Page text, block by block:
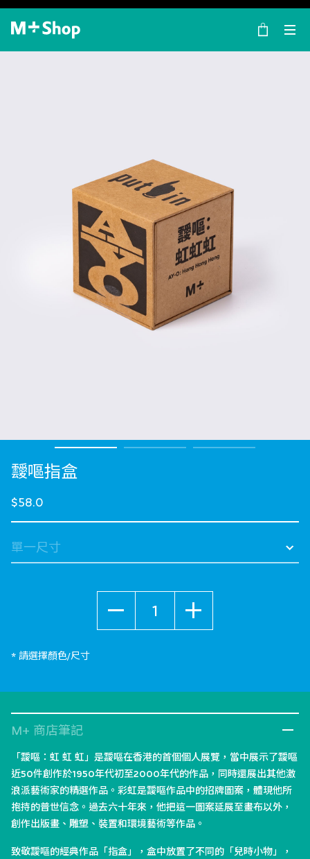
×
M+ Shop
靉嘔指盒
$58.0
* 請選擇顏色/尺寸
M+ 商店筆記
「靉嘔：虹 虹 虹」是靉嘔在香港的首個個人展覽，當中展示了靉嘔
近50件創作於1950年代初至2000年代的作品，同時還展出其他激
浪派藝術家的精選作品。彩虹是靉嘔作品中的招牌圖案，體現他所
抱持的普世信念。過去六十年來，他把這一圖案延展至畫布以外，
創作出版畫、雕塑、裝置和環境藝術等作品。
致敬靉嘔的經典作品「指盒」，盒中放置了不同的「兒時小物」，